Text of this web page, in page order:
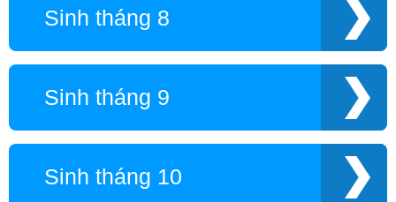
Sinh tháng 8
Sinh tháng 9
Sinh tháng 10